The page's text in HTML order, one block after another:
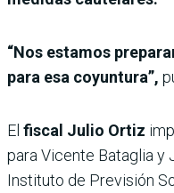
“Nos estamos
para esa coyuntura”,
El fiscal Julio Ortiz
para Vicente Bataglia y
Instituto de Previsión